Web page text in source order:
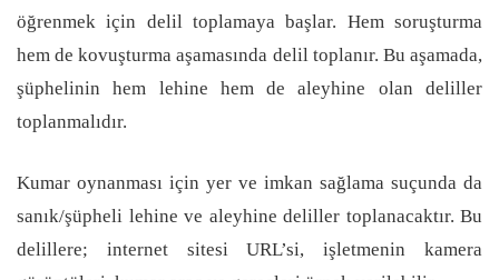
öğrenmek için delil toplamaya başlar. Hem soruşturma
hem de kovuşturma aşamasında delil toplanır. Bu aşamada,
şüphelinin hem lehine hem de aleyhine olan deliller
toplanmalıdır.
Kumar oynanması için yer ve imkan sağlama suçunda da
sanık/şüpheli lehine ve aleyhine deliller toplanacaktır. Bu
delillere; internet sitesi URL’si, işletmenin kamera